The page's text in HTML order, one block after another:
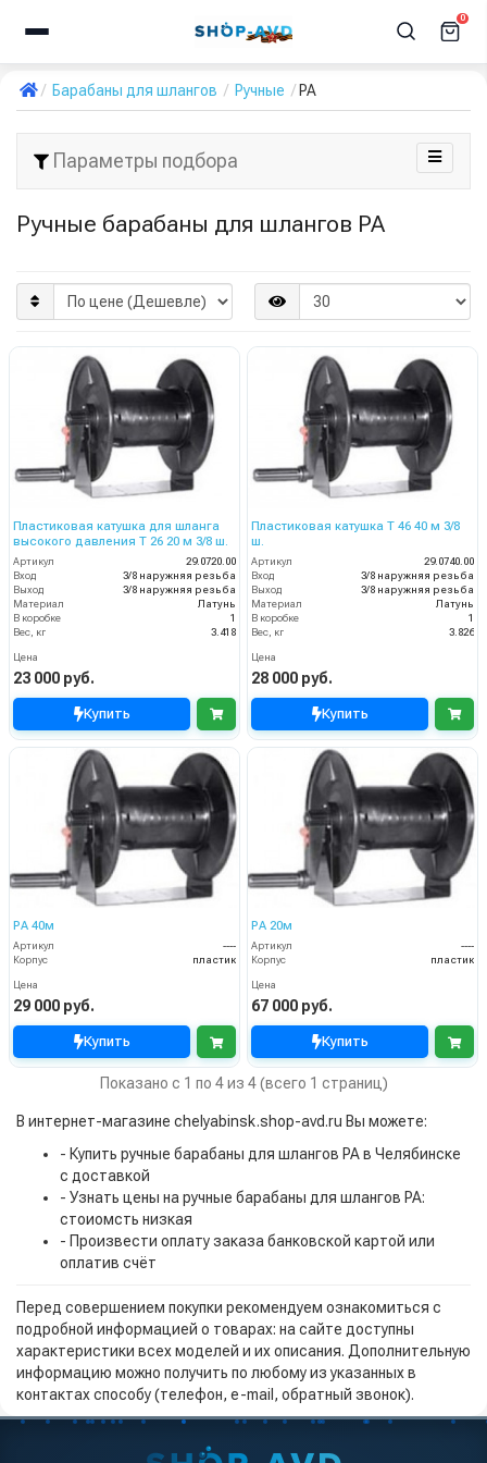
0
Барабаны для шлангов Ручные PA
Параметры подбора
Ручные барабаны для шлангов PA
Пластиковая катушка для шланга
высокого давления T 26 20 м 3/8 ш.
Артикул
29.0720.00
Вход
3/8 наружняя резьба
Выход
3/8 наружняя резьба
Материал
Латунь
В коробке
1
Вес, кг
3.418
Цена
23 000 руб.
Купить
Пластиковая катушка T 46 40 м 3/8
ш.
Артикул
29.0740.00
Вход
3/8 наружняя резьба
Выход
3/8 наружняя резьба
Материал
Латунь
В коробке
1
Вес, кг
3.826
Цена
28 000 руб.
Купить
PA 40м
Артикул
----
Корпус
пластик
Цена
29 000 руб.
Купить
PA 20м
Артикул
----
Корпус
пластик
Цена
67 000 руб.
Купить
Показано с 1 по 4 из 4 (всего 1 страниц)
В интернет-магазине chelyabinsk.shop-avd.ru Вы можете:
- Купить ручные барабаны для шлангов PA в Челябинске
с доставкой
- Узнать цены на ручные барабаны для шлангов PA:
стоиомсть низкая
- Произвести оплату заказа банковской картой или
оплатив счёт
Перед совершением покупки рекомендуем ознакомиться с
подробной информацией о товарах: на сайте доступны
характеристики всех моделей и их описания. Дополнительную
информацию можно получить по любому из указанных в
контактах способу (телефон, e-mail, обратный звонок).